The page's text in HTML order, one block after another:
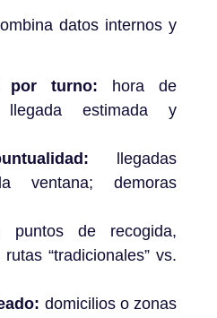
datos internos y
por turno: hora de
estimada y
llegadas
ventana; demoras
puntos de recogida,
“tradicionales” vs.
domicilios o zonas